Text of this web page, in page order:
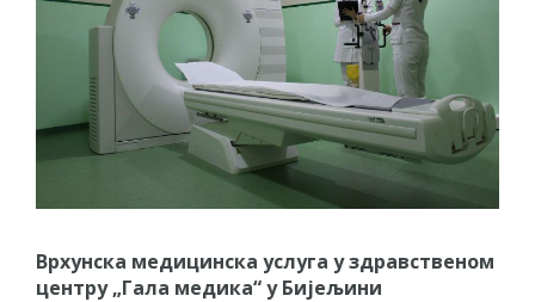
Врхунска медицинска услуга у здравственом
центру „Гала медика“ у Бијељини